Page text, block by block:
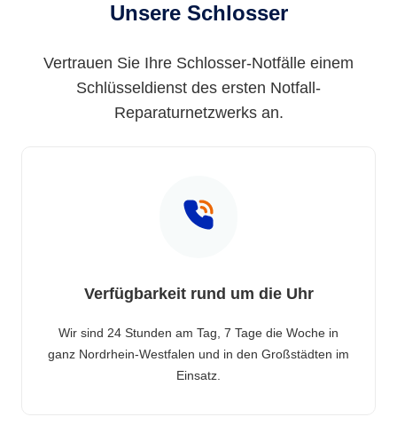
Unsere Schlosser
Vertrauen Sie Ihre Schlosser-Notfälle einem
Schlüsseldienst des ersten Notfall-
Reparaturnetzwerks an.
Verfügbarkeit rund um die Uhr
Wir sind 24 Stunden am Tag, 7 Tage die Woche in
ganz Nordrhein-Westfalen und in den Großstädten im
Einsatz.